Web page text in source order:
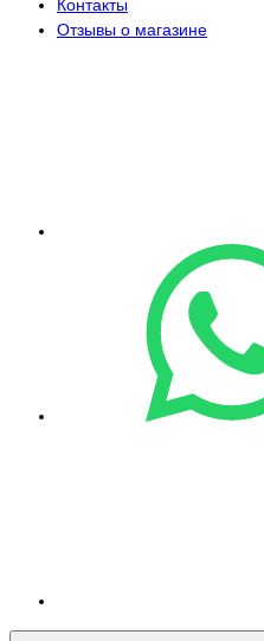
Контакты
Отзывы о магазине